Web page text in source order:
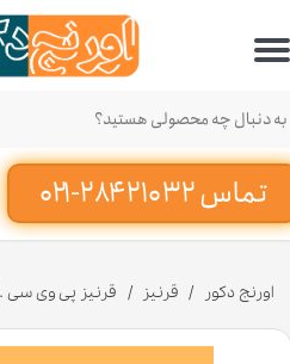
تماس ۳۲ ۲۱۰ ۲۸۴-۰۲۱‌
حساب کاربری من
تغییر گذر واژه
سفارشات
خروج از حساب کاربری
اورنج دکور قرنیز قرنیز پی وی سی